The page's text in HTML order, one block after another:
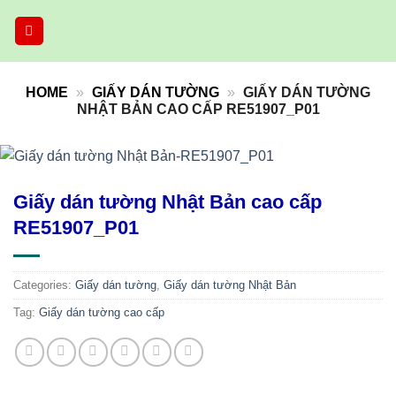
HOME » GIẤY DÁN TƯỜNG » GIẤY DÁN TƯỜNG
NHẬT BẢN CAO CẤP RE51907_P01
Giấy dán tường Nhật Bản cao cấp
RE51907_P01
Categories: Giấy dán tường, Giấy dán tường Nhật Bản
Tag: Giấy dán tường cao cấp